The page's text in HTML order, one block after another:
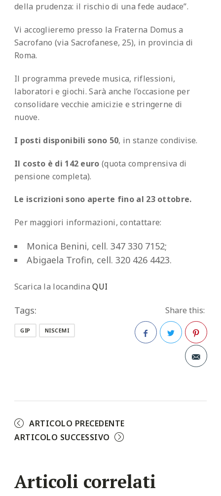
della prudenza: il rischio di una fede audace”.
Vi accoglieremo presso la Fraterna Domus a
Sacrofano (via Sacrofanese, 25), in provincia di
Roma.
Il programma prevede musica, riflessioni,
laboratori e giochi. Sarà anche l’occasione per
consolidare vecchie amicizie e stringerne di
nuove.
I posti disponibili sono 50, in stanze condivise.
Il costo è di 142 euro (quota comprensiva di
pensione completa).
Le iscrizioni sono aperte fino al 23 ottobre.
Per maggiori informazioni, contattare:
Monica Benini, cell. 347 330 7152;
Abigaela Trofin, cell. 320 426 4423.
Scarica la locandinaQUI
Tags:
GIP NISCEMI
Share this:
TwitterPinterest
ARTICOLO PRECEDENTE
ARTICOLO SUCCESSIVO
Articoli correlati